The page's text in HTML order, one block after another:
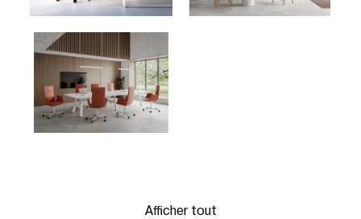
Afficher tout